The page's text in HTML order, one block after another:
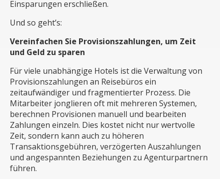
Einsparungen erschließen.
Und so geht’s:
Vereinfachen Sie Provisionszahlungen, um Zeit
und Geld zu sparen
Für viele unabhängige Hotels ist die Verwaltung von
Provisionszahlungen an Reisebüros ein
zeitaufwändiger und fragmentierter Prozess. Die
Mitarbeiter jonglieren oft mit mehreren Systemen,
berechnen Provisionen manuell und bearbeiten
Zahlungen einzeln. Dies kostet nicht nur wertvolle
Zeit, sondern kann auch zu höheren
Transaktionsgebühren, verzögerten Auszahlungen
und angespannten Beziehungen zu Agenturpartnern
führen.